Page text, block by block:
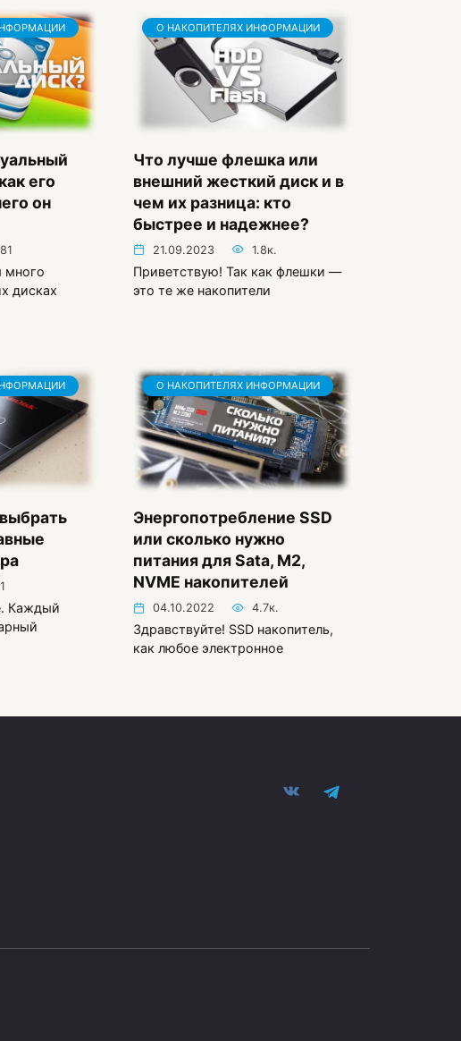
его
он
много
дисках
О НАКОПИТЕЛЯХ ИНФОРМАЦИИ
Что лучше флешка или
внешний жесткий диск и в
чем их разница: кто
быстрее и надежнее?
21.09.2023 1.8к.
Приветствую! Так как флешки —
это те же накопители
Каждый
О НАКОПИТЕЛЯХ ИНФОРМАЦИИ
Энергопотребление SSD
или сколько нужно
питания для Sata, M2,
NVME накопителей
04.10.2022 4.7к.
Здравствуйте! SSD накопитель,
как любое электронное